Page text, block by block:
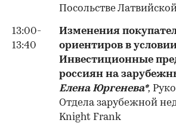
Посольстве
13:00-
13:40
Изменения
ориентиров в
Инвестиционные
россиян на
Елена Юргенева*,
Отдела зарубежной
Knight Frank